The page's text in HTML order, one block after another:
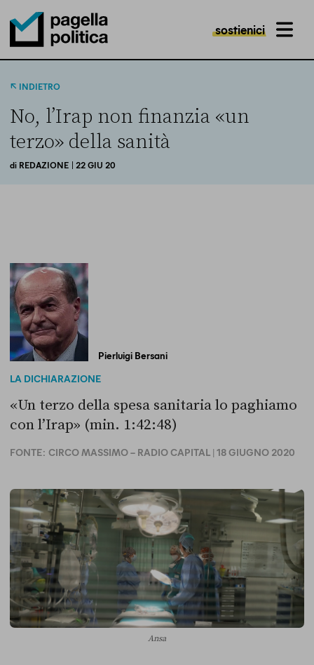
Pagella Politica Logo
sostienici MENU
INDIETRO
No, l’Irap non finanzia «un
terzo» della sanità
di REDAZIONE | 22 GIU 20
Pierluigi Bersani
LA DICHIARAZIONE
«Un terzo della spesa sanitaria lo paghiamo
con l’Irap» (min. 1:42:48)
FONTE: CIRCO MASSIMO – RADIO CAPITAL | 18 GIUGNO 2020
Ansa